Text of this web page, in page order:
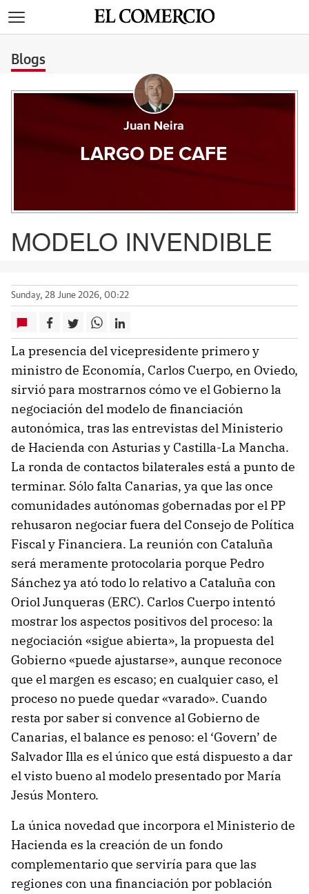
Blogs
Juan Neira
LARGO DE CAFE
MODELO INVENDIBLE
Sunday, 28 June 2026, 00:22
La presencia del vicepresidente primero y
ministro de Economía, Carlos Cuerpo, en Oviedo,
sirvió para mostrarnos cómo ve el Gobierno la
negociación del modelo de financiación
autonómica, tras las entrevistas del Ministerio
de Hacienda con Asturias y Castilla-La Mancha.
La ronda de contactos bilaterales está a punto de
terminar. Sólo falta Canarias, ya que las once
comunidades autónomas gobernadas por el PP
rehusaron negociar fuera del Consejo de Política
Fiscal y Financiera. La reunión con Cataluña
será meramente protocolaria porque Pedro
Sánchez ya ató todo lo relativo a Cataluña con
Oriol Junqueras (ERC). Carlos Cuerpo intentó
mostrar los aspectos positivos del proceso: la
negociación «sigue abierta», la propuesta del
Gobierno «puede ajustarse», aunque reconoce
que el margen es escaso; en cualquier caso, el
proceso no puede quedar «varado». Cuando
resta por saber si convence al Gobierno de
Canarias, el balance es penoso: el ‘Govern’ de
Salvador Illa es el único que está dispuesto a dar
el visto bueno al modelo presentado por María
Jesús Montero.
La única novedad que incorpora el Ministerio de
Hacienda es la creación de un fondo
complementario que serviría para que las
regiones con una financiación por población